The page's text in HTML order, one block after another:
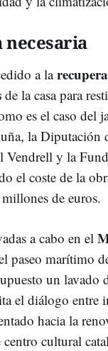
a la
de la casa para
es el caso del
la Diputación
Vendrell y la
el coste de la
de euros.
a cabo en el
paseo marítimo
un lavado
el diálogo entre
hacia la
cultural